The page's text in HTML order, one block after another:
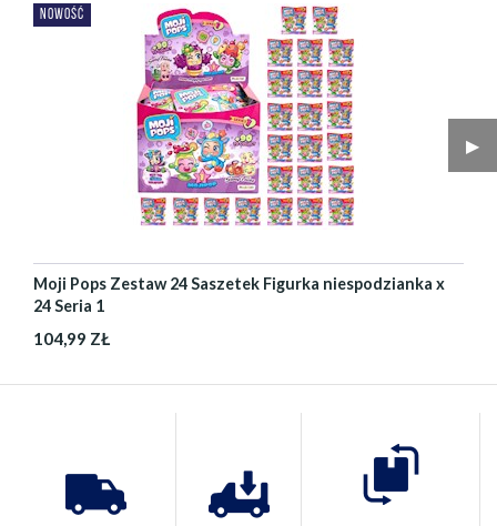
▶︎
NOWOŚĆ
Moji Pops Zestaw 24 Saszetek Figurka niespodzianka x
24 Seria 1
104,99 ZŁ